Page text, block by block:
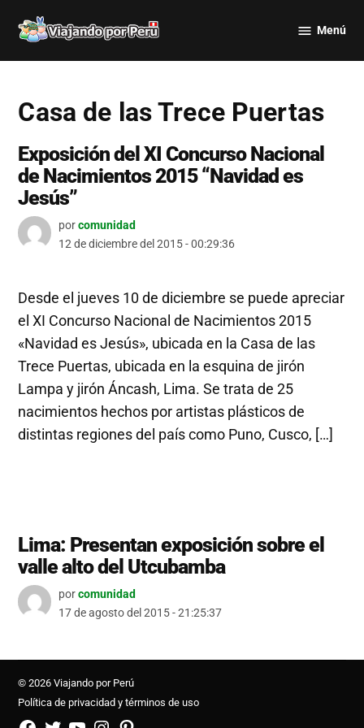
por Perú
Menú
Casa de las Trece Puertas
Exposición del XI Concurso Nacional
de Nacimientos 2015 “Navidad es
Jesús”
porcomunidad
12 de diciembre del 2015 - 00:29:36
Desde el jueves 10 de diciembre se puede apreciar
el XI Concurso Nacional de Nacimientos 2015
«Navidad es Jesús», ubicada en la Casa de las
Trece Puertas, ubicada en la esquina de jirón
Lampa y jirón Áncash, Lima. Se trata de 25
nacimientos hechos por artistas plásticos de
distintas regiones del país como Puno, Cusco, […]
Lima: Presentan exposición sobre el
valle alto del Utcubamba
porcomunidad
17 de agosto del 2015 - 21:25:37
© 2026 Viajando por Perú
Política de privacidad y términos de uso
FB
TW YouTubeInstagramPinterest